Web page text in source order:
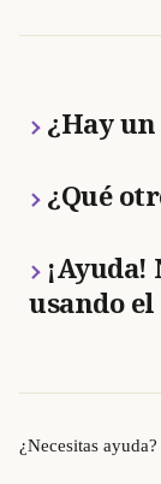
¿Hay
¿Qué
usando
¿Necesitas